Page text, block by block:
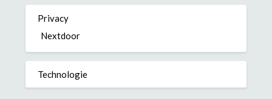
Privacy
Nextdoor
Technologie